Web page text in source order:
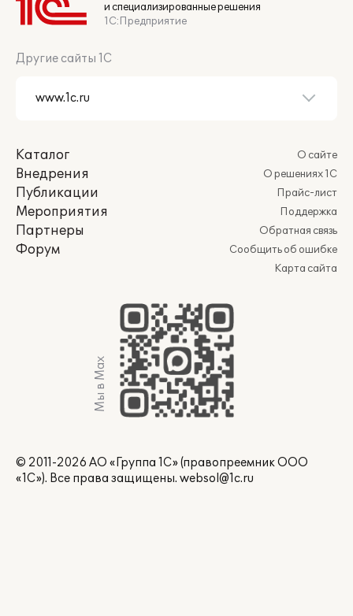
и специализированные решения
1С:Предприятие
Другие сайты 1С
Каталог
Внедрения
Публикации
Мероприятия
Партнеры
Форум
О сайте
О решениях 1С
Прайс-лист
Поддержка
Обратная связь
Сообщить об ошибке
Карта сайта
Мы в Max
© 2011-2026 АО «Группа 1С» (правопреемник ООО
«1С»). Все права защищены. websol@1c.ru